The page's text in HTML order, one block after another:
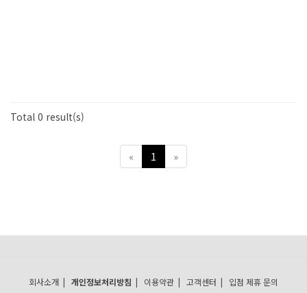
Total 0 result(s)
« 1 »
회사소개 | 개인정보처리방침 | 이용약관 | 고객센터 | 입점 제휴 문의